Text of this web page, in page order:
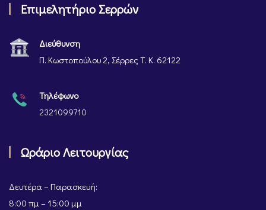
Επιμελητήριο Σερρών
Διεύθυνση
Π. Κωστοπούλου 2, Σέρρες Τ. Κ. 62122
Τηλέφωνο
2321099710
Ωράριο Λειτουργίας
Δευτέρα – Παρασκευή:
8:00 πμ – 15:00 μμ